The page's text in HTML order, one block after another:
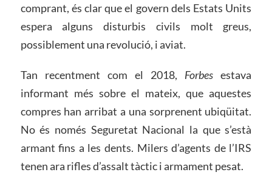
comprant, és clar que el govern dels Estats Units
espera alguns disturbis civils molt greus,
possiblement una revolució, i aviat.
Tan recentment com el 2018, Forbes estava
informant més sobre el mateix, que aquestes
compres han arribat a una sorprenent ubiqüitat.
No és només Seguretat Nacional la que s’està
armant fins a les dents. Milers d’agents de l’IRS
tenen ara rifles d’assalt tàctic i armament pesat.